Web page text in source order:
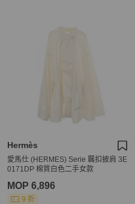
Hermès
愛馬仕 (HERMES) Serie 羈扣披肩 3E
0171DP 棉質白色二手女款
MOP 6,896
9 折